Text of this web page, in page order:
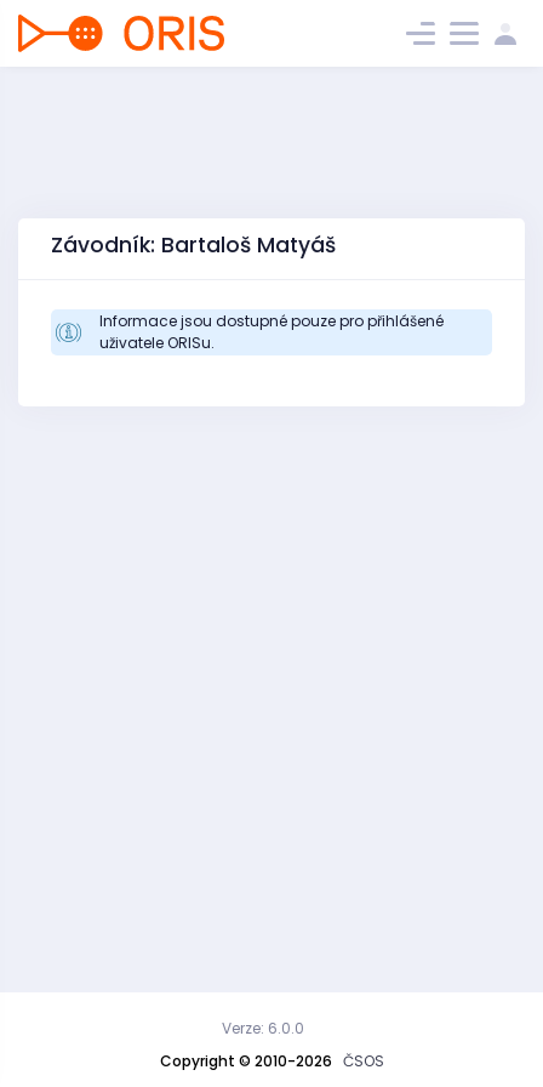
Závodník: Bartaloš Matyáš
Informace jsou dostupné pouze pro přihlášené
uživatele ORISu.
Copyright © 2010-2026 ČSOS
Verze: 6.0.0